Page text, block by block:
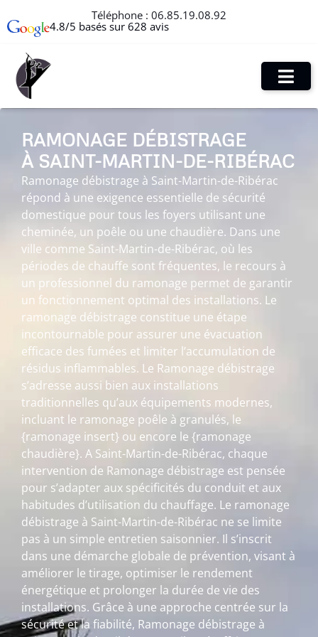
Téléphone : 06.85.19.08.92
4.8/5 basés sur 628 avis
RAMONAGE DÉBISTRAGE
À SAINT-MARTIN-DE-RIBÉRAC
Ramonage débistrage à Saint-Martin-de-Ribérac
répond à une exigence essentielle de sécurité
domestique pour tous les foyers utilisant une
cheminée, un poêle ou une chaudière. Dans une
ville comme Saint-Martin-de-Ribérac, où les
périodes de chauffe sont fréquentes, le recours à
un professionnel du ramonage permet de garantir
un fonctionnement optimal des installations. Le
ramonage débistrage constitue une étape
incontournable pour assurer une évacuation
efficace des fumées et limiter l’accumulation de
résidus inflammables. Le Ramonage débistrage
s’adresse aussi bien aux installations
traditionnelles qu’aux équipements modernes,
incluant le ramonage poêle à granulés, le
{ramonage insert} ou encore le {ramonage
chaudière}. A Saint-Martin-de-Ribérac, chaque
intervention de Ramonage débistrage est pensée
pour s’adapter aux spécificités du conduit et aux
habitudes d’utilisation du chauffage. Le ramonage
débistrage à Saint-Martin-de-Ribérac ne se limite
pas à un simple entretien saisonnier. Il s’inscrit
dans une démarche globale de prévention, visant à
améliorer le tirage, optimiser le rendement
énergétique et prolonger la durée de vie des
installations. Grâce à une approche centrée sur la
sécurité et la fiabilité, Ramonage débistrage à